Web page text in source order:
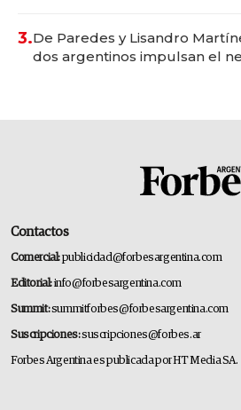
3.De Paredes y Lisandro
dos argentinos impulsan el
Contactos
Comercial:publicidad@forbesargentina.com
Editorial:info@forbesargentina.com
Summit:summitforbes@forbesargentina.com
Suscripciones:suscripciones@forbes.ar
Forbes Argentina es publicada por HT Media SA.